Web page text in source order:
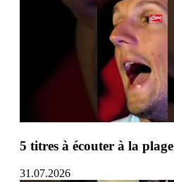
5 titres à écouter à la plage
31.07.2026